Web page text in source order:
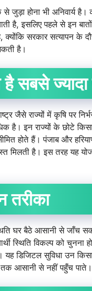
होना भी अनिवार्य है।
है, इसलिए पहले से इन
सरकार सत्यापन के
है।
है सबसे ज्यादा
जैसे राज्यों में कृषि पर
है। इन राज्यों के छोटे
होते हैं। पंजाब और
है। इस तरह यह
तरीका
घर बैठे आसानी से जाँच
स्थिति विकल्प को चुनना
डिजिटल सुविधा उन
तक आसानी से नहीं पहुँच पाते।